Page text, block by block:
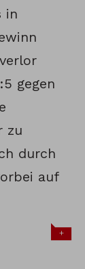
in
gegen
zu
durch
auf
+